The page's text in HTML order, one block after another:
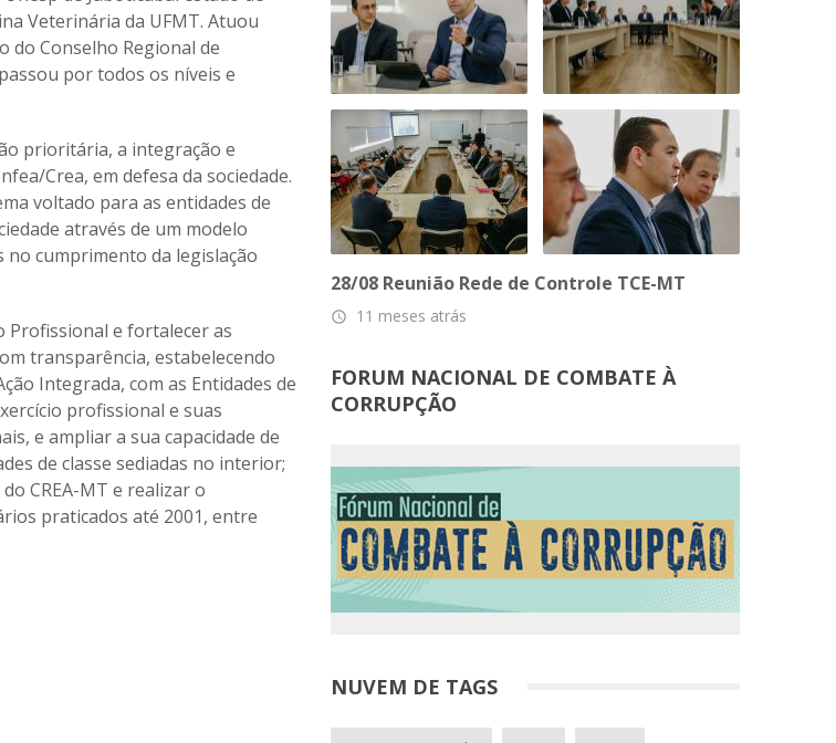
Veterinária da UFMT. Atuou
do Conselho Regional de
por todos os níveis e
prioritária, a integração e
Crea, em defesa da sociedade.
voltado para as entidades de
através de um modelo
cumprimento da legislação
Profissional e fortalecer as
transparência, estabelecendo
Integrada, com as Entidades de
profissional e suas
e ampliar a sua capacidade de
de classe sediadas no interior;
CREA-MT e realizar o
praticados até 2001, entre
28/08 Reunião Rede de Controle TCE-MT
access_time 11 meses atrás
FORUM NACIONAL DE COMBATE À
CORRUPÇÃO
NUVEM DE TAGS